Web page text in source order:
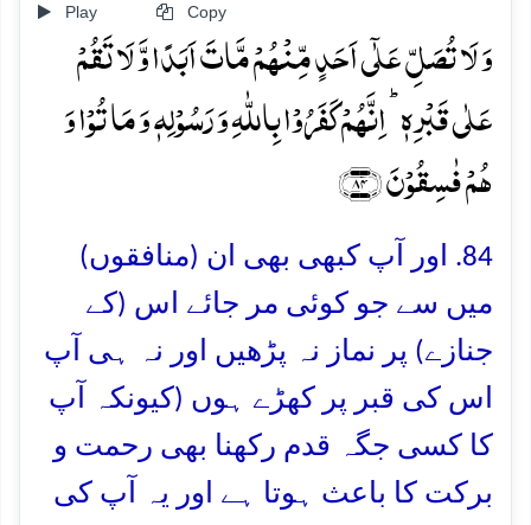
Play Copy
وَ لَا تُصَلِّ عَلٰۤی اَحَدٍ مِّنۡہُمۡ مَّاتَ اَبَدًا وَّ لَا تَقُمۡ
عَلٰی قَبۡرِہٖ ؕ اِنَّہُمۡ کَفَرُوۡا بِاللّٰہِ وَ رَسُوۡلِہٖ وَ مَا تُوۡا وَ
ہُمۡ فٰسِقُوۡنَ ﴿۸۴﴾
84. اور آپ کبھی بھی ان (منافقوں)
میں سے جو کوئی مر جائے اس (کے
جنازے) پر نماز نہ پڑھیں اور نہ ہی آپ
اس کی قبر پر کھڑے ہوں (کیونکہ آپ
کا کسی جگہ قدم رکھنا بھی رحمت و
برکت کا باعث ہوتا ہے اور یہ آپ کی